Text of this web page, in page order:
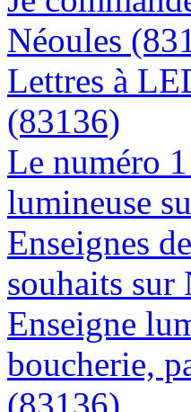
Néoules
Lettres à
(83136)
Le numéro
lumineuse
Enseignes
souhaits sur
Enseigne
boucherie,
(83136)